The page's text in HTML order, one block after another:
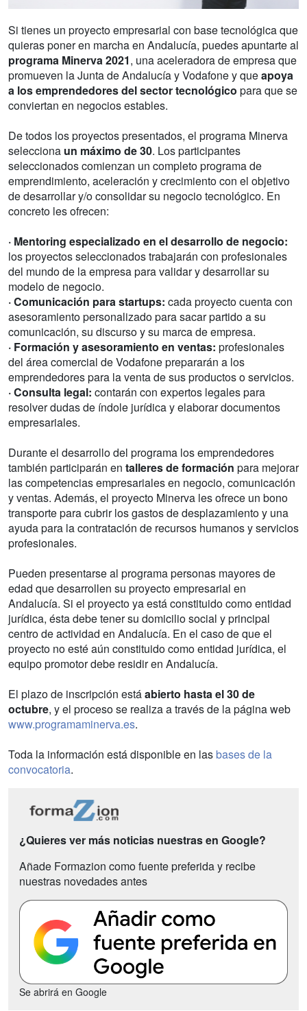
Si tienes un proyecto empresarial con base tecnológica que
quieras poner en marcha en Andalucía, puedes apuntarte al
programa Minerva 2021, una aceleradora de empresa que
promueven la Junta de Andalucía y Vodafone y queapoya
a los emprendedores del sector tecnológico para que se
conviertan en negocios estables.
De todos los proyectos presentados, el programa Minerva
selecciona un máximo de 30. Los participantes
seleccionados comienzan un completo programa de
emprendimiento, aceleración y crecimiento con el objetivo
de desarrollar y/o consolidar su negocio tecnológico. En
concreto les ofrecen:
· Mentoring especializado en el desarrollo de negocio:
los proyectos seleccionados trabajarán con profesionales
del mundo de la empresa para validar y desarrollar su
modelo de negocio.
· Comunicación para startups: cada proyecto cuenta con
asesoramiento personalizado para sacar partido a su
comunicación, su discurso y su marca de empresa.
· Formación y asesoramiento en ventas: profesionales
del área comercial de Vodafone prepararán a los
emprendedores para la venta de sus productos o servicios.
· Consulta legal: contarán con expertos legales para
resolver dudas de índole jurídica y elaborar documentos
empresariales.
Durante el desarrollo del programa los emprendedores
también participarán en talleres de formación para mejorar
las competencias empresariales en negocio, comunicación
y ventas. Además, el proyecto Minerva les ofrece un bono
transporte para cubrir los gastos de desplazamiento y una
ayuda para la contratación de recursos humanos y servicios
profesionales.
Pueden presentarse al programa personas mayores de
edad que desarrollen su proyecto empresarial en
Andalucía. Si el proyecto ya está constituido como entidad
jurídica, ésta debe tener su domicilio social y principal
centro de actividad en Andalucía. En el caso de que el
proyecto no esté aún constituido como entidad jurídica, el
equipo promotor debe residir en Andalucía.
El plazo de inscripción estáabierto hasta el 30 de
octubre, y el proceso se realiza a través de la página web
www.programaminerva.es.
Toda la información está disponible en lasbases de la
convocatoria.
¿Quieres ver más noticias nuestras en Google?
Añade Formazion como fuente preferida y recibe
nuestras novedades antes
Se abrirá en Google